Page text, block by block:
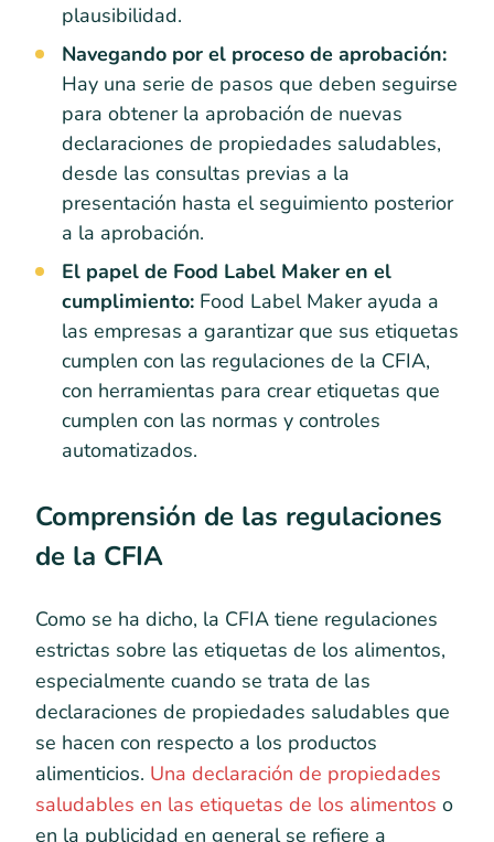
plausibilidad.
Navegando por el proceso de aprobación:
Hay una serie de pasos que deben seguirse
para obtener la aprobación de nuevas
declaraciones de propiedades saludables,
desde las consultas previas a la
presentación hasta el seguimiento posterior
a la aprobación.
El papel de Food Label Maker en el
cumplimiento: Food Label Maker ayuda a
las empresas a garantizar que sus etiquetas
cumplen con las regulaciones de la CFIA,
con herramientas para crear etiquetas que
cumplen con las normas y controles
automatizados.
Comprensión de las regulaciones
de la CFIA
Como se ha dicho, la CFIA tiene regulaciones
estrictas sobre las etiquetas de los alimentos,
especialmente cuando se trata de las
declaraciones de propiedades saludables que
se hacen con respecto a los productos
alimenticios. Una declaración de propiedades
saludables en las etiquetas de los alimentos o
en la publicidad en general se refiere a